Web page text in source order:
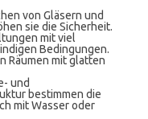
von Gläsern und
sie die Sicherheit.
mit viel
Bedingungen.
Räumen mit glatten
und
bestimmen die
mit Wasser oder